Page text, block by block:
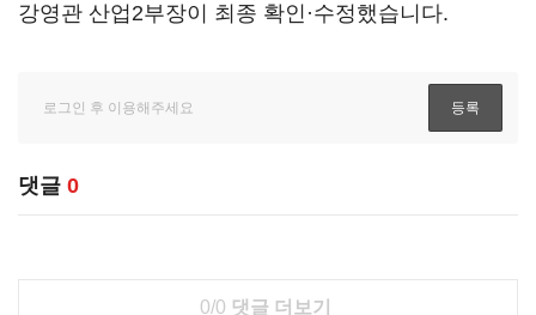
강영관 산업2부장이 최종 확인·수정했습니다.
댓글 0
0/0 댓글 더보기